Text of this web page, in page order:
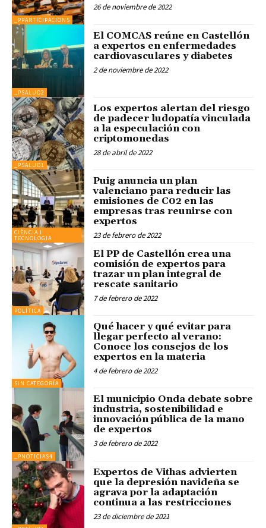
_PPARTICIPACION5
26 de noviembre de 2022
_PSALUD2
El COMCAS reúne en Castellón
a expertos en enfermedades
cardiovasculares y diabetes
2 de noviembre de 2022
_PSALUD1
Los expertos alertan del riesgo
de padecer ludopatía vinculada
a la especulación con
criptomonedas
28 de abril de 2022
CIÈNCIA I
TECNOLOGIA
Puig anuncia un plan
valenciano para reducir las
emisiones de C02 en las
empresas tras reunirse con
expertos
23 de febrero de 2022
POLÍTICA
El PP de Castellón crea una
comisión de expertos para
trazar un plan integral de
rescate sanitario
7 de febrero de 2022
SIN CATEGORÍA
Qué hacer y qué evitar para
llegar perfecto al verano:
Conoce los consejos de los
expertos en la materia
4 de febrero de 2022
_PNOTICIAS4
El municipio Onda debate sobre
industria, sostenibilidad e
innovación pública de la mano
de expertos
3 de febrero de 2022
Expertos de Vithas advierten
que la depresión navideña se
agrava por la adaptación
continua a las restricciones
23 de diciembre de 2021